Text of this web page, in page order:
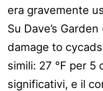
era gravemente
Su Dave’s
damage to
simili: 27 °F per 5
significativi, e il